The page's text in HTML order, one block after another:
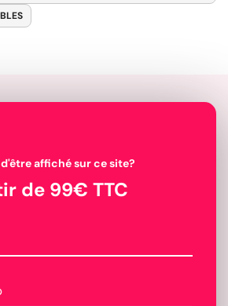
d'être affiché sur ce site?
de 99€ TTC